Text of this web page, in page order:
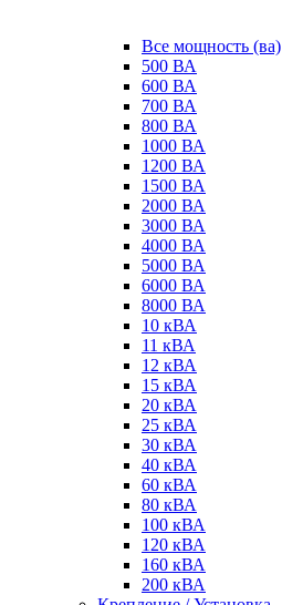
Все мощность (ва)
500 ВА
600 ВА
700 ВА
800 ВА
1000 ВА
1200 ВА
1500 ВА
2000 ВА
3000 ВА
4000 ВА
5000 ВА
6000 ВА
8000 ВА
10 кВА
11 кВА
12 кВА
15 кВА
20 кВА
25 кВА
30 кВА
40 кВА
60 кВА
80 кВА
100 кВА
120 кВА
160 кВА
200 кВА